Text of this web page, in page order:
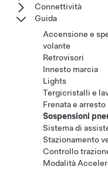
Connettività
Guida
Accensione e
volante
Retrovisori
Innesto marcia
Lights
Tergicristalli e
Frenata e arresto
Sospensioni
Sistema di
Stazionamento
Controllo
Modalità